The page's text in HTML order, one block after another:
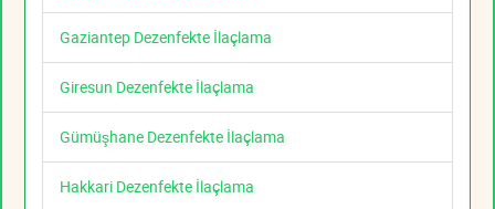
Gaziantep Dezenfekte İlaçlama
Giresun Dezenfekte İlaçlama
Gümüşhane Dezenfekte İlaçlama
Hakkari Dezenfekte İlaçlama